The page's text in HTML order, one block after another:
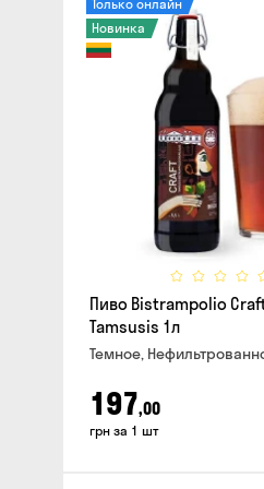
Только онлайн
Новинка
Пиво Bistrampolio
Tamsusis 1л
Темное,
197,00
грн за 1 шт